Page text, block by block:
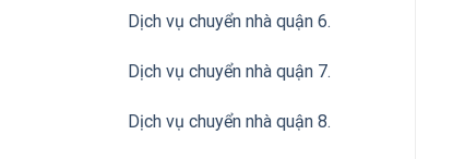
Dịch vụ chuyển nhà quận 6.
Dịch vụ chuyển nhà quận 7.
Dịch vụ chuyển nhà quận 8.